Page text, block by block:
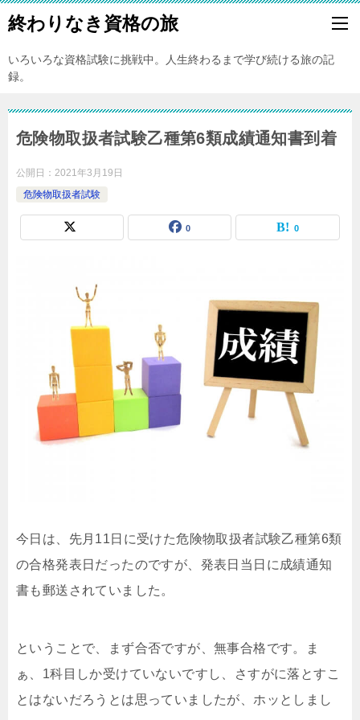
終わりなき資格の旅
いろいろな資格試験に挑戦中。人生終わるまで学び続ける旅の記
録。
危険物取扱者試験乙種第6類成績通知書到着
公開日： 2021年3月19日
危険物取扱者試験
0 0
今日は、先月11日に受けた危険物取扱者試験乙種第6類
の合格発表日だったのですが、発表日当日に成績通知
書も郵送されていました。
ということで、まず合否ですが、無事合格です。ま
ぁ、1科目しか受けていないですし、さすがに落とすこ
とはないだろうとは思っていましたが、ホッとしまし